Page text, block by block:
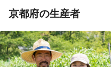
京都府の生産者